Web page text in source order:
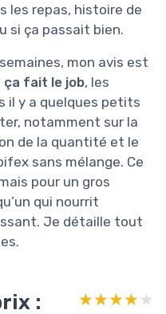
les repas, histoire de
si ça passait bien.
mon avis est
ça fait le job, les
il y a quelques petits
notamment sur la
de la quantité et le
sans mélange. Ce
pour un gros
qui nourrit
Je détaille tout
:
★★★★★
★★★★★